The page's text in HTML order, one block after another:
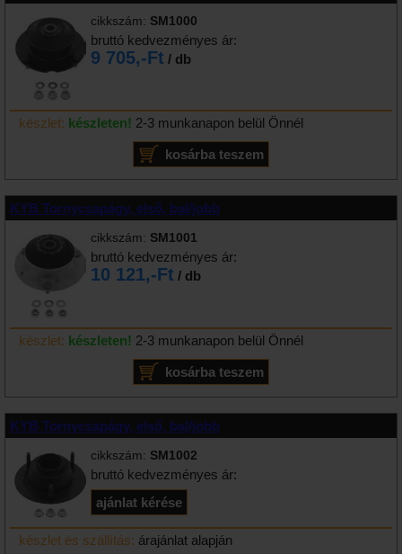
cikkszám: SM1000
bruttó kedvezményes ár:
9 705,-Ft / db
készlet: készleten! 2-3 munkanapon belül Önnél
KYB Tornycsapágy, első, bal/jobb
cikkszám: SM1001
bruttó kedvezményes ár:
10 121,-Ft / db
készlet: készleten! 2-3 munkanapon belül Önnél
KYB Tornycsapágy, első, bal/jobb
cikkszám: SM1002
bruttó kedvezményes ár:
készlet és szállítás: árajánlat alapján